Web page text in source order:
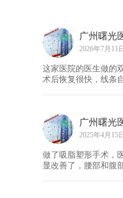
广州曙光
2026年7月11日
这家医院的医生做的
术后恢复很快，线条
广州曙光
2025年4月15日
做了吸脂塑形手术，
显改善了，腰部和腹